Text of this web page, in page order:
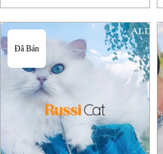
Đã Bán